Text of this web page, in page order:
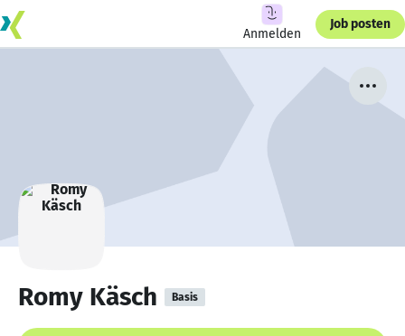
Anmelden
Job posten
Romy Käsch Basis